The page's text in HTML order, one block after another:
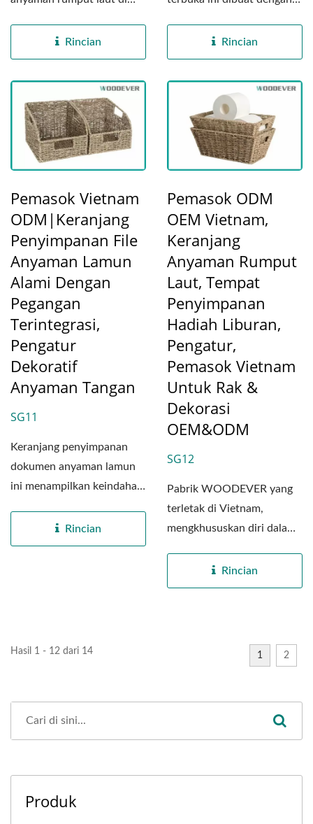
anyaman...
Rincian
Vietnam...
Rincian
Pemasok Vietnam
ODM|Keranjang
Penyimpanan File
Anyaman Lamun
Alami Dengan
Pegangan
Terintegrasi,
Pengatur
Dekoratif
Anyaman Tangan
SG11
Keranjang penyimpanan
dokumen anyaman lamun
ini menampilkan keindahan
Rincian
Pemasok ODM
OEM Vietnam,
Keranjang
Anyaman Rumput
Laut, Tempat
Penyimpanan
Hadiah Liburan,
Pengatur,
Pemasok Vietnam
Untuk Rak &
Dekorasi
OEM&ODM
SG12
Pabrik WOODEVER yang
terletak di Vietnam,
mengkhususkan diri dalam
keranjang...Rincian
Hasil 1 - 12 dari 14 1 2
Produk